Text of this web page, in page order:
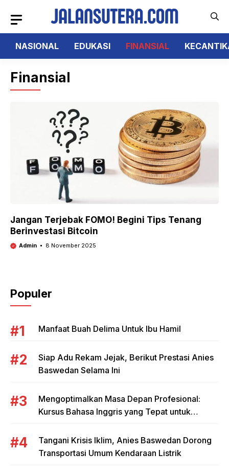
isi
NASIONAL
EDUKASI FINANSIAL
Finansial
Jangan Terjebak FOMO! Begini Tips Tenang
Berinvestasi Bitcoin
Admin 8 November 2025
Populer
Manfaat Buah Delima Untuk Ibu Hamil
Siap Adu Rekam Jejak, Berikut Prestasi Anies
Baswedan Selama Ini
Mengoptimalkan Masa Depan Profesional:
Kursus Bahasa Inggris yang Tepat untuk
Tangani Krisis Iklim, Anies Baswedan Dorong
Transportasi Umum Kendaraan Listrik